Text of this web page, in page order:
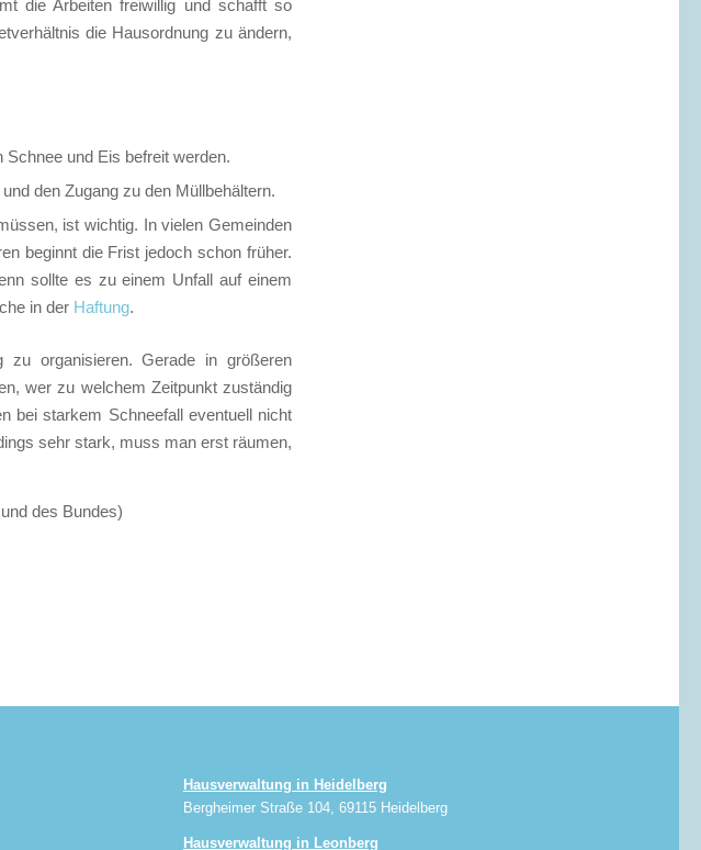
die Arbeiten freiwillig und schafft so
die Hausordnung zu ändern,
und Eis befreit werden.
den Zugang zu den Müllbehältern.
ist wichtig. In vielen Gemeinden
beginnt die Frist jedoch schon früher.
sollte es zu einem Unfall auf einem
in der Haftung.
zu organisieren. Gerade in größeren
wer zu welchem Zeitpunkt zuständig
bei starkem Schneefall eventuell nicht
sehr stark, muss man erst räumen,
des Bundes)
Hausverwaltung in Heidelberg
Bergheimer Straße 104, 69115 Heidelberg
Hausverwaltung in Leonberg